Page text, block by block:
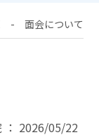
- 面会について
： 2026/05/22